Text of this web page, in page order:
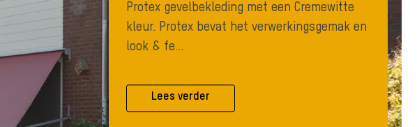
Protex gevelbekleding met een Cremewitte
kleur. Protex bevat het verwerkingsgemak en
look & fe...
Lees verder